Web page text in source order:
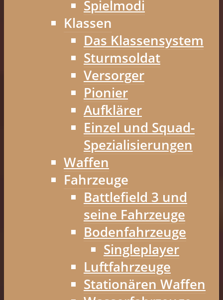
Spielmodi
Klassen
Das Klassensystem
Sturmsoldat
Versorger
Pionier
Aufklärer
Einzel und Squad-
Spezialisierungen
Waffen
Fahrzeuge
Battlefield 3 und
seine Fahrzeuge
Bodenfahrzeuge
Singleplayer
Luftfahrzeuge
Stationären Waffen